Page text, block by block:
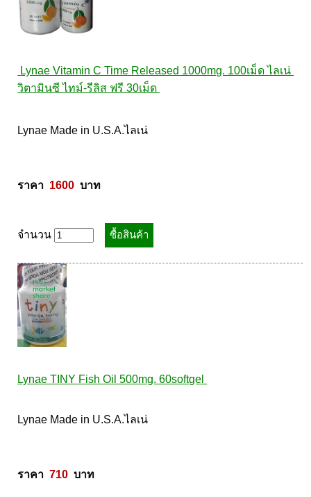
วิตามินซี ไทม์-รีลิส ฟรี 30เม็ด
Lynae Made in U.S.A.ไลเน่
ราคา 1600
  บาท
จำนวน
Lynae TINY Fish Oil 500mg. 60softgel
Lynae Made in U.S.A.ไลเน่
ราคา 710
  บาท